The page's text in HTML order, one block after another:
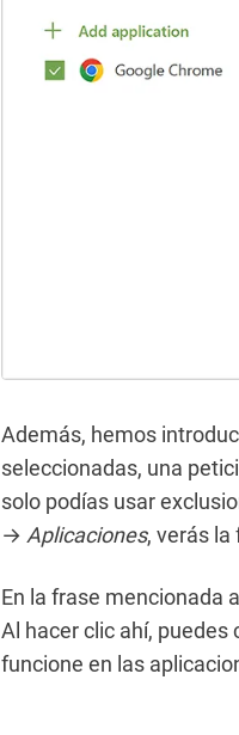
Además, hemos
seleccionadas, una
solo podías usar
→ Aplicaciones, verás la
En la frase mencionada
Al hacer clic ahí, puedes
funcione en las